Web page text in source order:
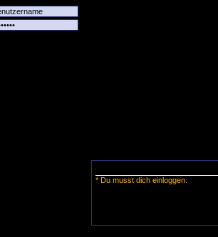
* Du musst dich einloggen.